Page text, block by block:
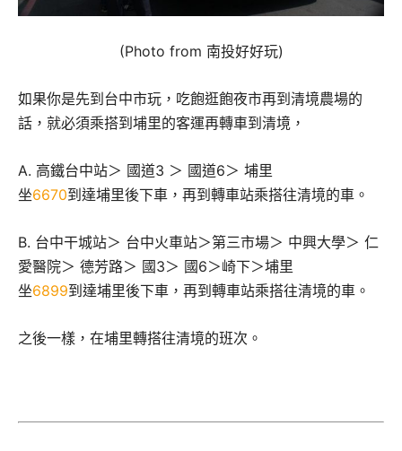
(Photo from 南投好好玩)
如果你是先到台中市玩，吃飽逛飽夜市再到清境農場的
話，就必須乘搭到埔里的客運再轉車到清境，
A. 高鐵台中站＞ 國道3 ＞ 國道6＞ 埔里
坐6670到達埔里後下車，再到轉車站乘搭往清境的車。
B. 台中干城站＞ 台中火車站＞第三市場＞ 中興大學＞ 仁
愛醫院＞ 德芳路＞ 國3＞ 國6＞崎下＞埔里
坐6899到達埔里後下車，再到轉車站乘搭往清境的車。
之後一樣，在埔里轉搭往清境的班次。